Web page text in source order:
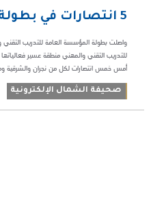
5 انتصارات في بطولة التدريب التقني بعسير
واصلت بطولة المؤسسة العامة للتدريب التقني
للتدريب التقني والمهني منطقة عسير
أمس خمس انتصارات لكل من نجران والشرقية
صحيفة الشمال الإلكترونية